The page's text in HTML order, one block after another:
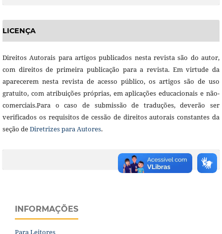
LICENÇA
Direitos Autorais para artigos publicados nesta revista são do autor,
com direitos de primeira publicação para a revista. Em virtude da
aparecerem nesta revista de acesso público, os artigos são de uso
gratuito, com atribuições próprias, em aplicações educacionais e não-
comerciais.Para o caso de submissão de traduções, deverão ser
verificados os requisitos de cessão de direitos autorais constantes da
seção deDiretrizes para Autores.
INFORMAÇÕES
Para Leitores